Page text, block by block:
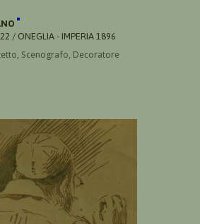
/ ONEGLIA - IMPERIA 1896
Scenografo, Decoratore